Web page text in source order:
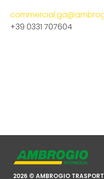
+39 0331 707604
2026 © AMBROGIO